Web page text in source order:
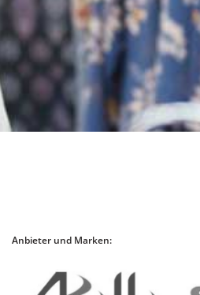
Anbieter und Marken: